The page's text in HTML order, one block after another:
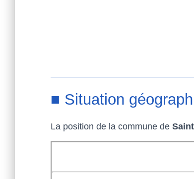
■ Situation
La position de la commune de